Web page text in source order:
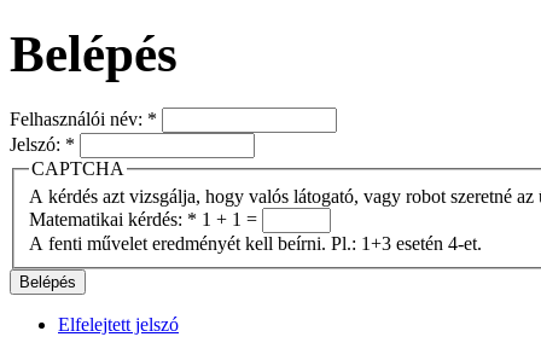
Belépés
Felhasználói név: *
Jelszó: *
CAPTCHA
A kérdés azt vizsgálja, hogy valós látogató, vagy robot szeretné
Matematikai kérdés: * 1 + 1 =
A fenti művelet eredményét kell beírni. Pl.: 1+3 esetén 4-et.
Elfelejtett jelszó